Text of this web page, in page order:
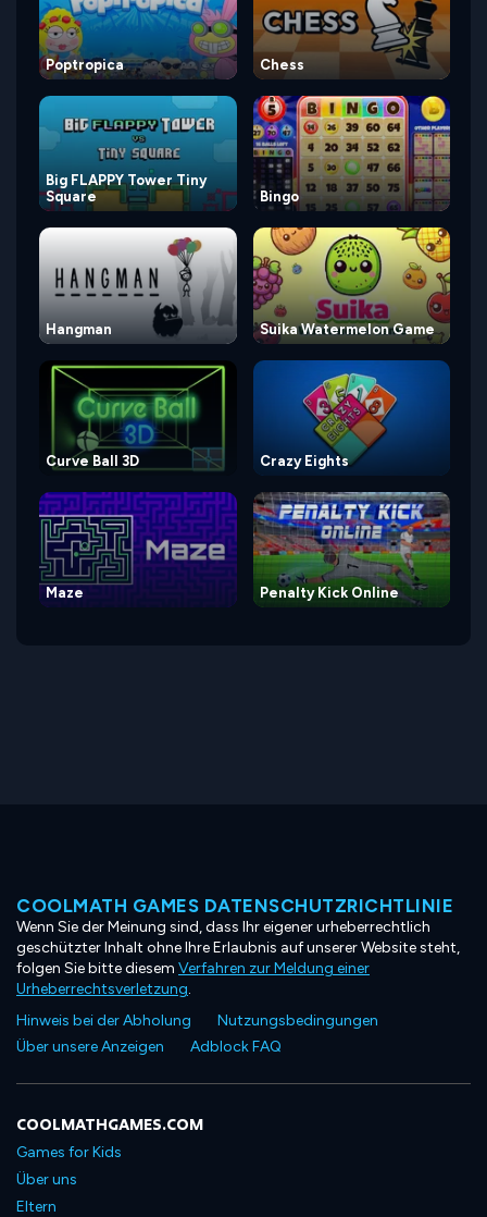
Poptropica Chess
Big FLAPPY Tower Tiny
Square
Bingo
Hangman Suika Watermelon Game
Curve Ball 3D Crazy Eights
Maze Penalty Kick Online
COOLMATH GAMES DATENSCHUTZRICHTLINIE
Wenn Sie der Meinung sind, dass Ihr eigener urheberrechtlich
geschützter Inhalt ohne Ihre Erlaubnis auf unserer Website steht,
folgen Sie bitte diesem Verfahren zur Meldung einer
Urheberrechtsverletzung.
Hinweis bei der Abholung
Nutzungsbedingungen
Über unsere Anzeigen
Adblock FAQ
COOLMATHGAMES.COM
Games for Kids
Über uns
Eltern